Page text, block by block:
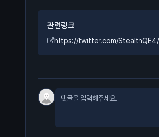
관련링크
https://twitter.com/